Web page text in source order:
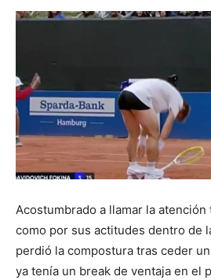
Acostumbrado a llamar la
como por sus actitudes dentro de
perdió la compostura tras ceder
ya tenía un break de ventaja en el